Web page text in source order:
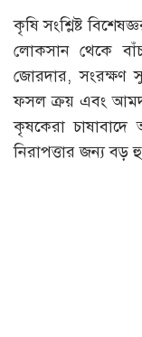
কৃষি সংশ্লিষ্ট
লোকসান থেকে
জোরদার, সংরক্ষণ
ফসল ক্রয় এবং
কৃষকেরা চাষাবাদে
নিরাপত্তার জন্য বড়